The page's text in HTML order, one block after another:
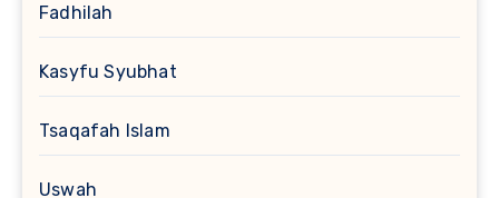
Fadhilah
Kasyfu Syubhat
Tsaqafah Islam
Uswah